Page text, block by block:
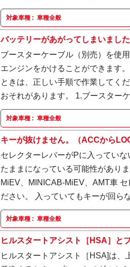
対象車種 : 車種全般
バッテリーがあがってしまいまし
ブースターケーブル（別売）を使
エンジンをかけることができます
ときは、正しい手順で作業してく
おそれがあります。 1.ブースター
対象車種 : 車種全般
キーが抜けません。（ACCから
セレクターレバーがPに入ってい
たままになっている可能性があり
MiEV、MINICAB-MiEV、AMT車
ださい。 入っていてもキーが回ら
対象車種 : 車種全般
ヒルスタートアシスト［HSA］と
ヒルスタートアシスト［HSA]は、